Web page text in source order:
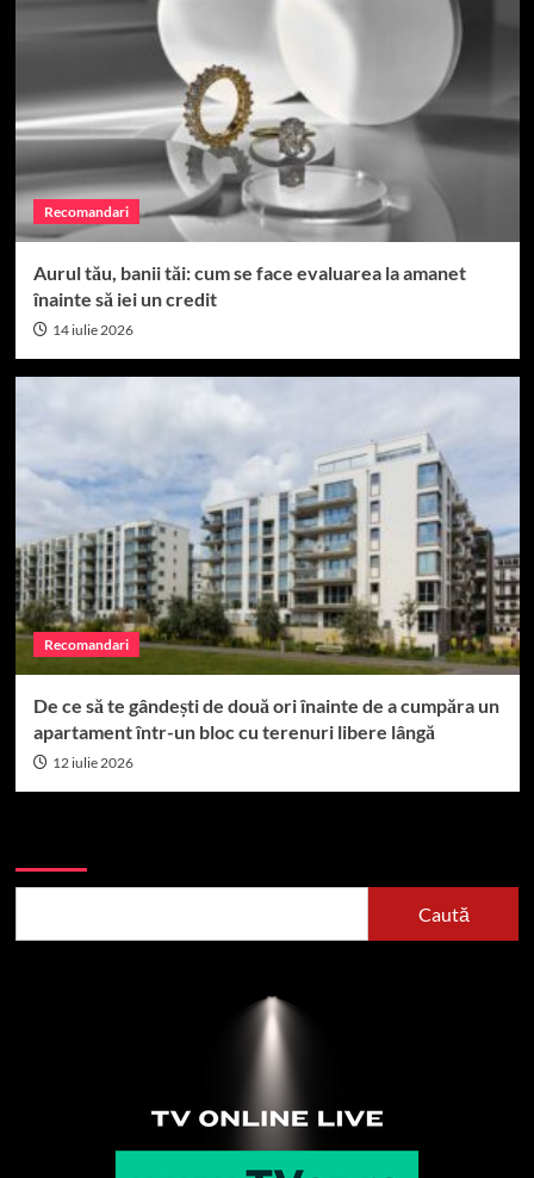
Recomandari
Aurul tău, banii tăi: cum se face evaluarea la amanet
înainte să iei un credit
14 iulie 2026
Recomandari
De ce să te gândești de două ori înainte de a cumpăra un
apartament într-un bloc cu terenuri libere lângă
12 iulie 2026
Caută